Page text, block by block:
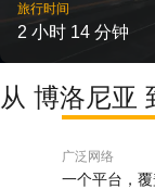
旅行时间
2 小时 14 分钟
从 博洛尼亚
广泛网络
一个平台，